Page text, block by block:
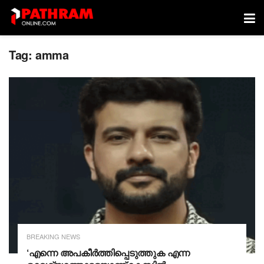
Tag: amma
BREAKING NEWS
‘എന്നെ അപകീർത്തിപ്പെടുത്തുക എന്ന